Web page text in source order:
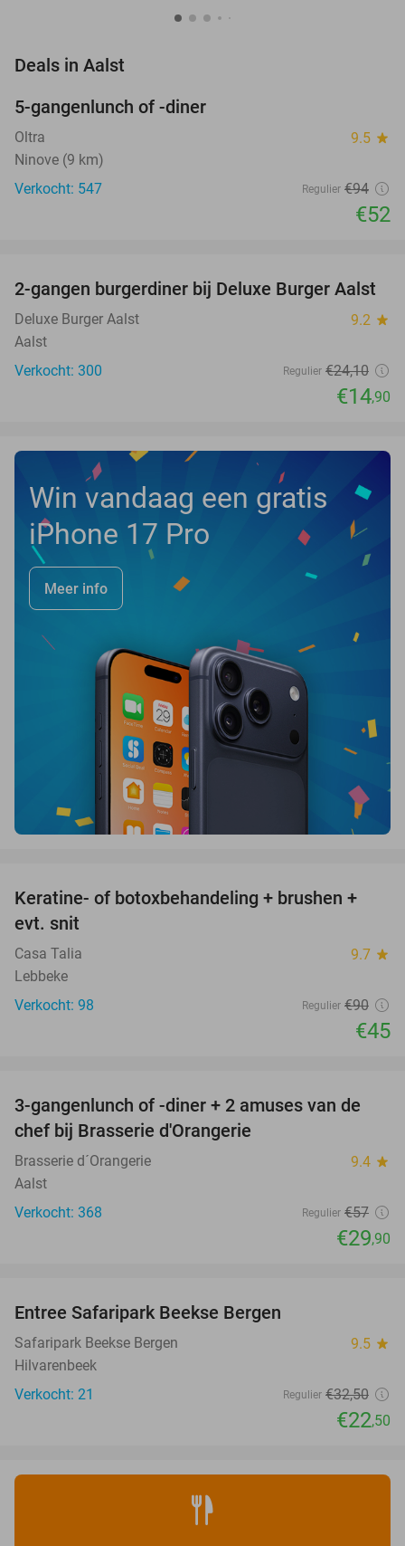
Deals in Aalst
5-gangenlunch of -diner
Oltra 9.5 star
Ninove (9 km)
Verkocht: 547
Regulier €94
€52
38%
2-gangen burgerdiner bij Deluxe Burger Aalst
Deluxe Burger Aalst 9.2 star
Aalst
Verkocht: 300
Regulier €24,10
€14,90
Win vandaag een gratis
iPhone 17 Pro
Meer info
50%
Keratine- of botoxbehandeling + brushen +
evt. snit
Casa Talia 9.7 star
Lebbeke
Verkocht: 98
Regulier €90
€45
48%
3-gangenlunch of -diner + 2 amuses van de
chef bij Brasserie d'Orangerie
Brasserie d´Orangerie 9.4 star
Aalst
Verkocht: 368
Regulier €57
€29,90
TODAY
Entree Safaripark Beekse Bergen
Safaripark Beekse Bergen 9.5 star
Hilvarenbeek
Verkocht: 21
Regulier €32,50
€22,50